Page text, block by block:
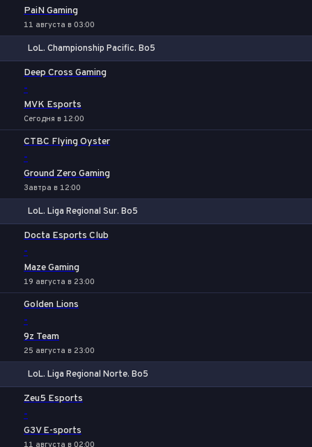
PaiN Gaming
11 августа в 03:00
LoL. Championship Pacific. Bo5
Deep Cross Gaming
-
MVK Esports
Сегодня в 12:00
CTBC Flying Oyster
-
Ground Zero Gaming
Завтра в 12:00
LoL. Liga Regional Sur. Bo5
Docta Esports Club
-
Maze Gaming
19 августа в 23:00
Golden Lions
-
9z Team
25 августа в 23:00
LoL. Liga Regional Norte. Bo5
Zeu5 Esports
-
G3V E-sports
11 августа в 02:00